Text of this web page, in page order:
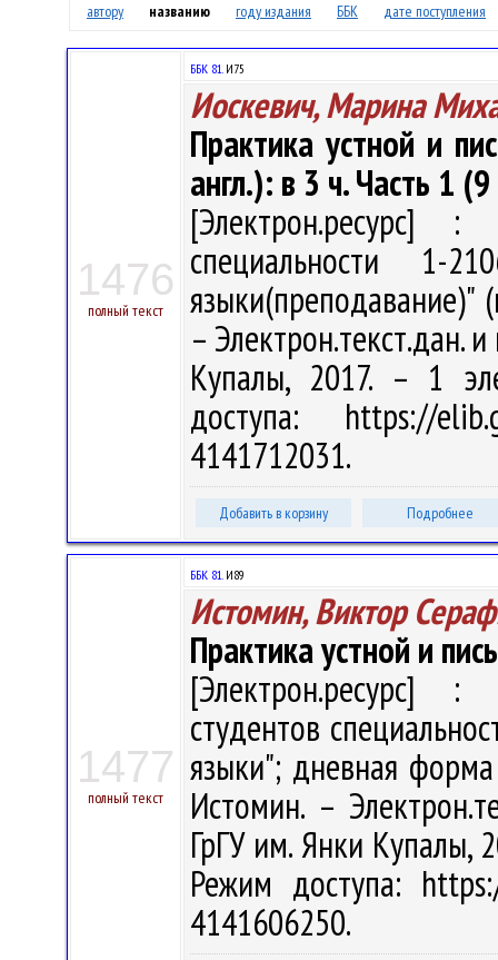
автору
названию году издания ББК дате поступления
1476
полный текст
ББК 81.И75
Иоскевич, Марина
Практика устной и
англ.): в 3 ч. Часть 1
[Электрон.ресурс] :
специальности 1-
– Электрон.текст.дан.
Купалы, 2017. – 1
доступа: https://
4141712031.
Добавить в корзину Подробнее
1477
полный текст
ББК 81.И89
Истомин, Виктор
Практика устной и
[Электрон.ресурс] :
студентов
языки"; дневная
Истомин. –
ГрГУ им. Янки Купалы,
Режим доступа:
4141606250.